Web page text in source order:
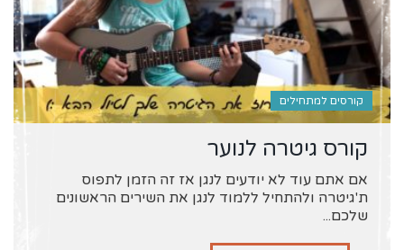
קורסים למתחילים
קורס גיטרה לנוער
אם אתם עוד לא יודעים לנגן אז זה הזמן לתפוס
ת'גיטרה ולהתחיל ללמוד לנגן את השירים הראשונים
שלכם...